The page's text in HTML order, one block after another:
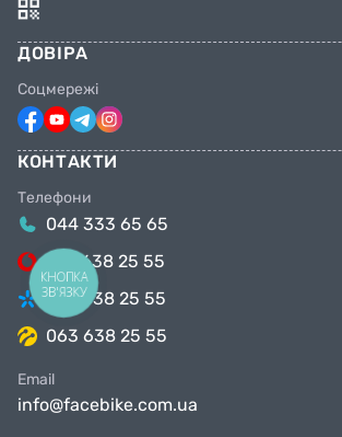
ДОВІРА
Соцмережі
КОНТАКТИ
Телефони
044 333 65 65
099 638 25 55
098 638 25 55
063 638 25 55
Email
info@facebike.com.ua
КНОПКА
ЗВ'ЯЗКУ